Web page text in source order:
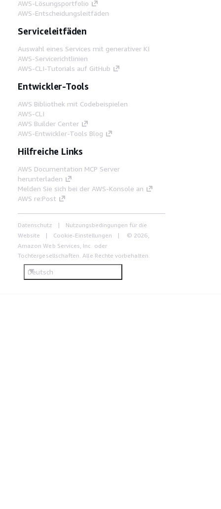
AWS-Lösungsportfolio
AWS-Entscheidungsleitfäden
Serviceleitfäden
Auswahl eines Services mit generativer KI
AWS-Servicerichtlinien
AWS-CLI-Tutorials auf GitHub
Entwickler-Tools
AWS Bibliothek mit Codebeispielen
AWS-CLI
AWS Builder Center
AWS-Entwickler-Tools Blog
Hilfreiche Links
AWS Documentation MCP Server
herunterladen
Melden Sie sich bei der AWS-Konsole an
AWS re:Post
Datenschutz
Nutzungsbedingungen für die
Website
Cookie-Einstellungen
© 2026,
Amazon Web Services, Inc. oder
Tochtergesellschaften. Alle Rechte vorbehalten.
Deutsch